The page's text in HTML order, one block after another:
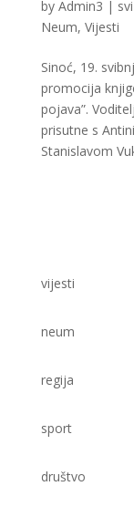
by Admin3 |
Neum, Vijesti
Sinoć, 19.
promocija
pojava”.
prisutne s
Stanislavom
vijesti
neum
regija
sport
društvo